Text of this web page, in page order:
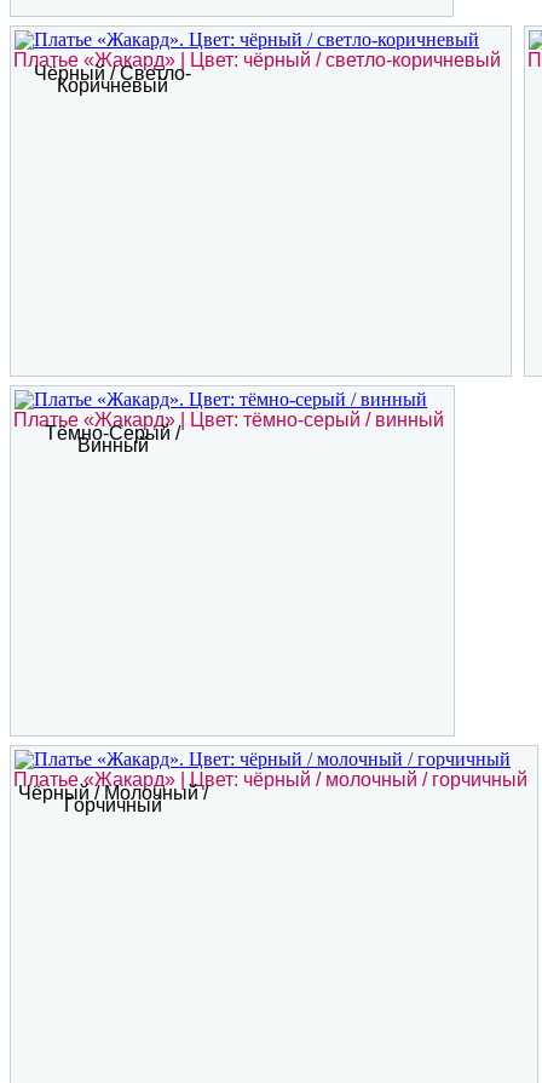
Платье «Жакард» | Цвет: чёрный / светло-коричневый
Чёрный / Светло-
Коричневый
Платье «Жакард» | Цвет: тёмно-серый / винный
Тёмно-Серый /
Винный
Платье «Жакард» | Цвет: чёрный / молочный / горчичный
Чёрный / Молочный /
Горчичный